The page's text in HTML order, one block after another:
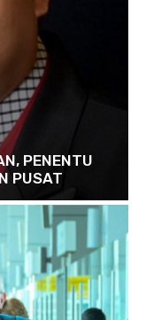
PENENTU
PUSAT